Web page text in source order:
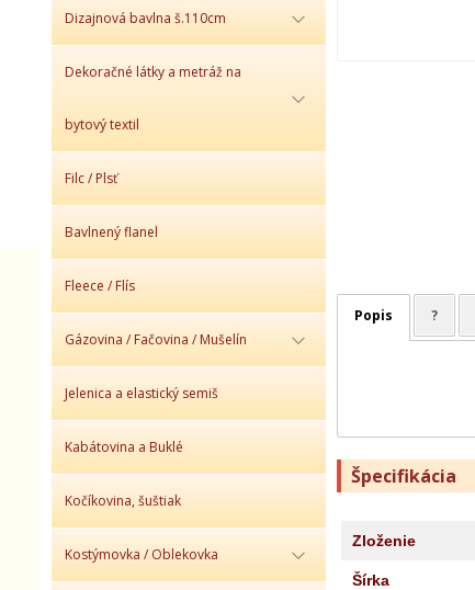
Dizajnová bavlna š.110cm
Dekoračné látky a metráž na
bytový textil
Filc / Plsť
Bavlnený flanel
Fleece / Flís
Gázovina / Fačovina / Mušelín
Jelenica a elastický semiš
Kabátovina a Buklé
Kočíkovina, šuštiak
Kostýmovka / Oblekovka
Popis ?
Špecifikácia
Zloženie
Šírka